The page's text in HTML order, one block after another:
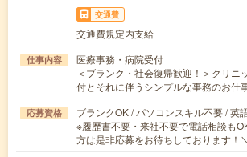
交通費
交通費規定内支給
仕事内容
医療事務・病院受付
＜ブランク・社会復帰歓迎！＞クリニ
付とそれに伴うシンプルな事務のお仕
応募資格
ブランクOK / パソコンスキル不要 / 英
※履歴書不要・来社不要で電話相談も
方は是非応募をお待ちしております！